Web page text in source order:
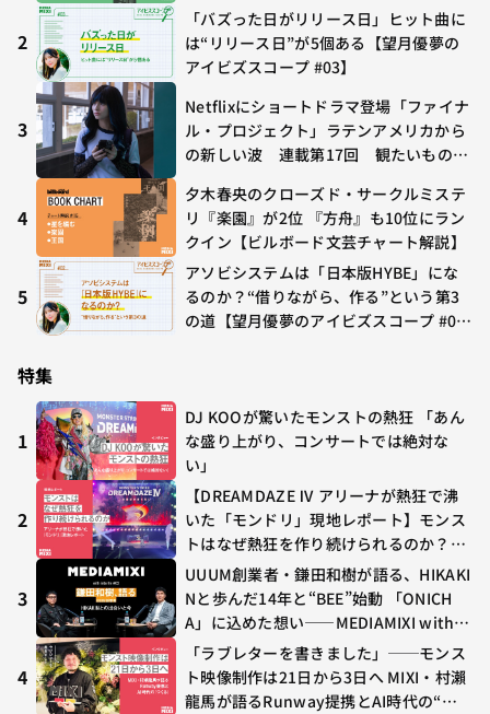
O GHOST」が初登場〜集計期間：2026
年7/24〜7/30
2
「バズった日がリリース日」ヒット曲に
は“リリース日”が5個ある【望月優夢の
アイビズスコープ #03】
3
Netflixにショートドラマ登場「ファイナ
ル・プロジェクト」ラテンアメリカから
の新しい波 連載第17回 観たいものが
4
夕木春央のクローズド・サークルミステ
リ『楽園』が2位 『方舟』も10位にラン
クイン【ビルボード文芸チャート解説】
5
アソビシステムは「日本版HYBE」にな
るのか？“借りながら、作る”という第3
の道【望月優夢のアイビズスコープ #0
特集
1
DJ KOOが驚いたモンストの熱狂 「あん
な盛り上がり、コンサートでは絶対な
い」
2
【DREAMDAZE Ⅳ アリーナが熱狂で沸
いた「モンドリ」現地レポート】モンス
トはなぜ熱狂を作り続けられるのか？コ
ラボ初の“真獣神化”やDJ KOO、てつ
や、兎田ぺこら、壱百満天原サロメらも
集結
3
UUUM創業者・鎌田和樹が語る、HIKAKI
Nと歩んだ14年と“BEE”始動 「ONICH
A」に込めた想い——MEDIAMIXI with in
terfm #3
4
「ラブレターを書きました」──モンス
ト映像制作は21日から3日へ MIXI・村瀨
龍馬が語るRunway提携とAI時代の“つ